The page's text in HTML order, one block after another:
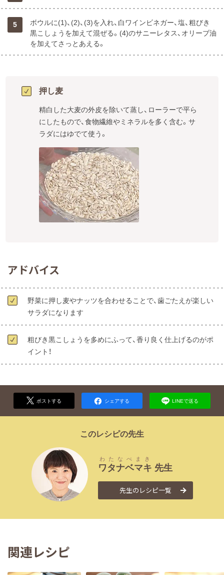
5
ボウルに(1)、(2)、(3)を入れ、白ワインビネガー、塩、粗びき
黒こしょうを加えて混ぜる。(4)のサニーレタス、オリーブ油
を加えてさっとあえる。
押し麦
精白した大麦の外皮を除いて蒸し、ローラーで平ら
にしたもので、食物繊維やミネラルを多く含む。サ
ラダにはゆでて使う。
アドバイス
野菜に押し麦やナッツを合わせることで、歯ごたえが楽しい
サラダになります
粗びき黒こしょうを多めにふって、香り良く仕上げるのがポ
イント！
ポストする シェアする LINEで送る
このレシピの先生
ワタナベ
わたなべ
マキ
まき
先生
先生のレシピ一覧
関連レシピ